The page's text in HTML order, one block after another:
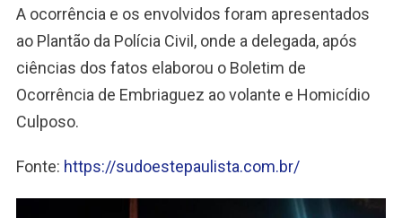
A ocorrência e os envolvidos foram apresentados
ao Plantão da Polícia Civil, onde a delegada, após
ciências dos fatos elaborou o Boletim de
Ocorrência de Embriaguez ao volante e Homicídio
Culposo.
Fonte: https://sudoestepaulista.com.br/